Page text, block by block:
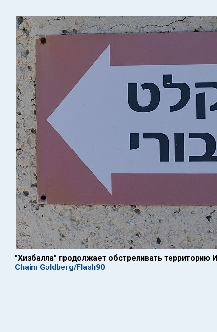
"Хизбалла" продолжает обстреливать территорию
Chaim Goldberg/Flash90